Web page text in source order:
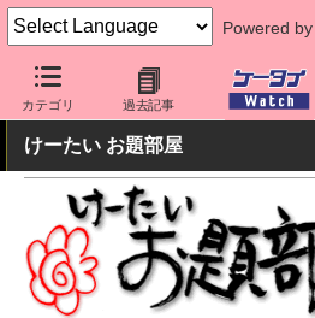
Powered by
カテゴリ 過去記事
ケータイ Watch キャリア ソフトバ
けーたい お題部屋